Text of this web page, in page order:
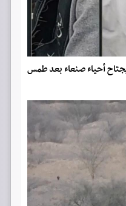
أحياء صنعاء بعد طمس